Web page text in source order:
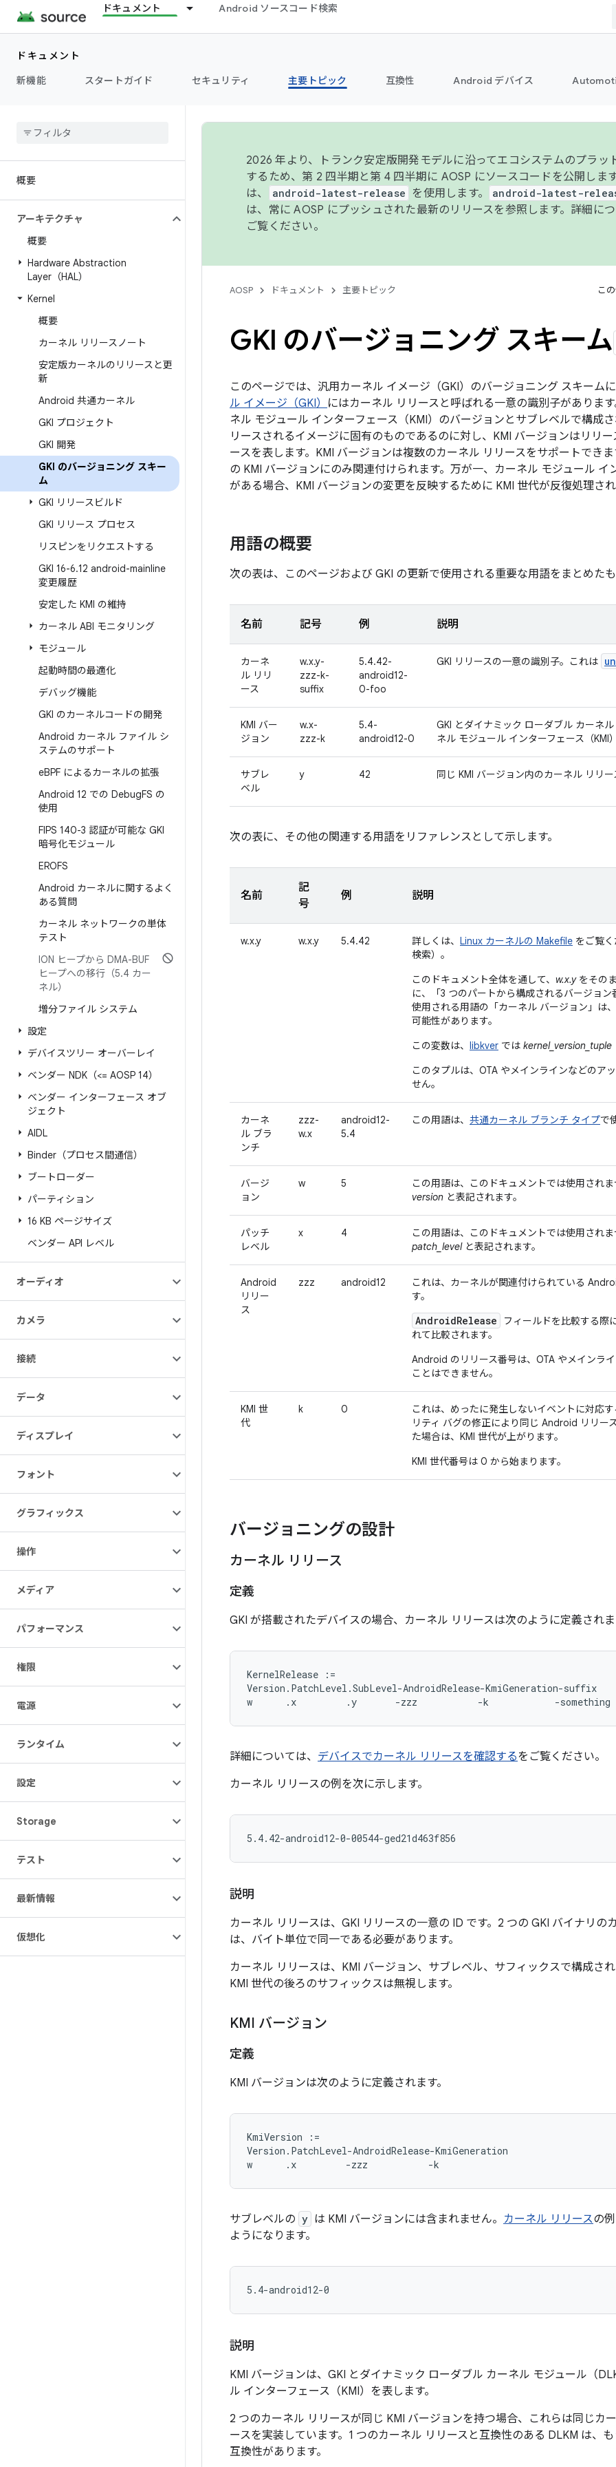
ドキュメント Android ソースコード検索
ドキュメント
新機能
スタートガイド セキュリティ 主要トピック 互換性 Android デバイス
概要
アーキテクチャ
概要
Hardware Abstraction
Layer（HAL）
Kernel
概要
カーネル リリースノート
安定版カーネルのリリースと更
新
Android 共通カーネル
GKI プロジェクト
GKI 開発
GKI のバージョニング スキー
ム
GKI リリースビルド
GKI リリース プロセス
リスピンをリクエストする
GKI 16-6.12 android-mainline
変更履歴
安定した KMI の維持
カーネル ABI モニタリング
モジュール
起動時間の最適化
デバッグ機能
GKI のカーネルコードの開発
Android カーネル ファイル シ
ステムのサポート
eBPF によるカーネルの拡張
Android 12 での DebugFS の
使用
FIPS 140-3 認証が可能な GKI
暗号化モジュール
EROFS
Android カーネルに関するよく
ある質問
カーネル ネットワークの単体
テスト
ION ヒープから DMA-BUF
ヒープへの移行（5.4 カー
ネル）
増分ファイル システム
設定
デバイスツリー オーバーレイ
ベンダー NDK（<= AOSP 14）
ベンダー インターフェース オブ
ジェクト
AIDL
Binder（プロセス間通信）
ブートローダー
パーティション
16 KB ページサイズ
ベンダー API レベル
オーディオ
カメラ
接続
データ
ディスプレイ
フォント
グラフィックス
操作
メディア
パフォーマンス
権限
電源
ランタイム
設定
Storage
テスト
最新情報
仮想化
2026 年より、トランク安定版開発モデルに沿ってエコシステムのプラッ
するため、第 2 四半期と第 4 四半期に AOSP にソースコードを公開しま
は、
android-latest-release を使用します。 android-latest-
は、常に AOSP にプッシュされた最新のリリースを参照します。詳細に
ご覧ください。
AOSP ドキュメント 主要トピック こ
GKI のバージョニング スキーム
このページでは、汎用カーネル イメージ（GKI）のバージョニング スキーム
ル イメージ（GKI） にはカーネル リリースと呼ばれる一意の識別子がありま
ネル モジュール インターフェース（KMI）のバージョンとサブレベルで構成
リースされるイメージに固有のものであるのに対し、KMI バージョンはリリ
ースを表します。KMI バージョンは複数のカーネル リリースをサポートでき
の KMI バージョンにのみ関連付けられます。万が一、カーネル モジュール イ
がある場合、KMI バージョンの変更を反映するために KMI 世代が反復処理さ
用語の概要
次の表は、このページおよび GKI の更新で使用される重要な用語をまとめた
名前 記号 例 説明
カーネ
ル リリ
ース
w.x.y-
zzz-k-
suffix
5.4.42-
android12-
0-foo
GKI リリースの一意の識別子。これは
KMI バー
ジョン
w.x-
zzz-k
5.4-
android12-0
GKI とダイナミック ローダブル カーネ
ネル モジュール インターフェース（KMI
サブレ
ベル
y 42 同じ KMI バージョン内のカーネル リリ
次の表に、その他の関連する用語をリファレンスとして示します。
名前
記
号
例 説明
w.x.y w.x.y 5.4.42 詳しくは、 Linux カーネルの Makefile をご覧く
検索）。
このドキュメント全体を通して、 w.x.yをその
に、「3 つのパートから構成されるバージョン
使用される用語の「カーネル バージョン」
は
可能性があります。
この変数は、 libkver では kernel_version_tuple
このタプルは、OTA やメインラインなどのア
せん。
カーネ
ル ブラ
ンチ
zzz-
w.x
android12-
5.4
この用語は、 共通カーネル ブランチ タイプで
バージ
ョン
w 5
この用語は、このドキュメントでは使用され
version と表記されます。
パッチ
レベル
x 4
この用語は、このドキュメントでは使用され
patch_levelと表記されます。
Android
リリー
ス
zzz android12
これは、カーネルが関連付けられている
す。
AndroidRelease
フィールドを比較する際
れて比較されます。
Android のリリース番号は、OTA やメインラ
ことはできません。
KMI 世
代
k 0
これは、めったに発生しないイベントに対応
リティ バグの修正により同じ Android リリー
た場合は、KMI 世代が上がります。
KMI 世代番号は 0 から始まります。
バージョニングの設計
カーネル リリース
定義
GKI が搭載されたデバイスの場合、カーネル リリースは次のように定義され
KernelRelease :=
Version.PatchLevel.SubLevel-AndroidRelease-KmiGeneration-suffix
詳細については、 デバイスでカーネル リリースを確認するをご覧ください。
カーネル リリースの例を次に示します。
説明
カーネル リリースは、GKI リリースの一意の ID です。2 つの GKI バイナリの
は、バイト単位で同一である必要があります。
カーネル リリースは、KMI バージョン、サブレベル、サフィックスで構成さ
KMI 世代の後ろのサフィックスは無視します。
KMI バージョン
定義
KMI バージョンは次のように定義されます。
KmiVersion :=
Version.PatchLevel-AndroidRelease-KmiGeneration
サブレベルの y は KMI バージョンには含まれません。 カーネル リリースの
ようになります。
説明
KMI バージョンは、GKI とダイナミック ローダブル カーネル モジュール（
ル インターフェース（KMI）を表します。
2 つのカーネル リリースが同じ KMI バージョンを持つ場合、これらは同じカ
ースを実装しています。1 つのカーネル リリースと互換性のある DLKM は、
互換性があります。